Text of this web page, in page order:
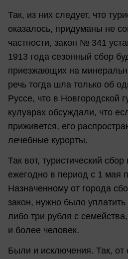
Так, из них следует, что
оказалось, придуманы не
частности, закон № 341
1913 года сезонный сбор
приезжающих на
речь тогда шла только об
Руссе, что в Новгородской
кулуарах обсуждали, что
приживется, его
лечебные курорты.
Так вот, туристический
ежегодно в период с 1 мая
Назначенному от города
закон, нужно было
либо три рубля с
и более человек.
Были и исключения. Так, от